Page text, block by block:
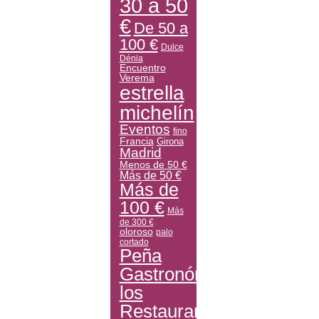
30 a 50
€ De 50 a
100 € Dulce
Dénia
Encuentro
Verema
estrella
michelín
Eventos fino
Francia Girona
Madrid
Menos de 50 €
Más de 50 €
Más de
100 € Más
de 300 €
oloroso palo
cortado
Peña
Gastronómica
los
Restauranteros